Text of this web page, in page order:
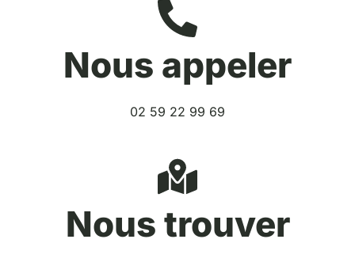
Nous appeler
02 59 22 99 69
Nous trouver